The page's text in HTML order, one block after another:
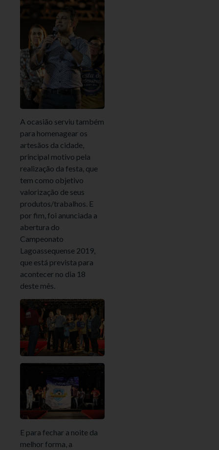
A ocasião serviu também
para homenagear os
artesãos da cidade,
principal motivo pela
realização da festa, que
tem como objetivo
valorização de seus
produtos/trabalhos. E
por fim, foi anunciada a
abertura do
Campeonato
Lagoassequense 2019,
que está prevista para
acontecer no dia 18
deste mês.
E para fechar a noite da
melhor forma, a